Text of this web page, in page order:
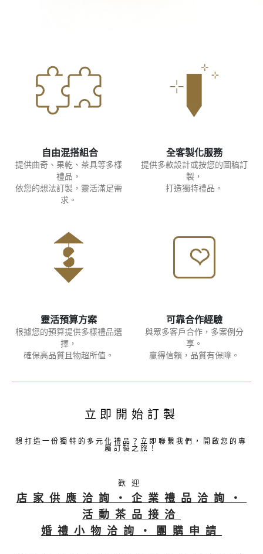
自由混搭組合
提供曲奇、果乾、茶具等多樣
禮品，
依您的想法訂製，靈活滿足需
求。
全客製化服務
提供多款設計或按您的圖稿訂
製，
打造獨特禮品。
靈活預算方案
根據您的預算提供多樣禮品選
擇，
確保高品質且物超所值。
可靠合作經驗​
與眾多客戶合作，多案例分
享。
贏得信賴，品質有保障。
立即開始訂製
想打造一份獨特的多元化禮品？立即聯繫我們，開啟您的專
屬訂製之旅！
歡迎
店家供應洽詢・企業禮品洽詢・
活動茶品接洽
婚禮小物洽詢・團購申請